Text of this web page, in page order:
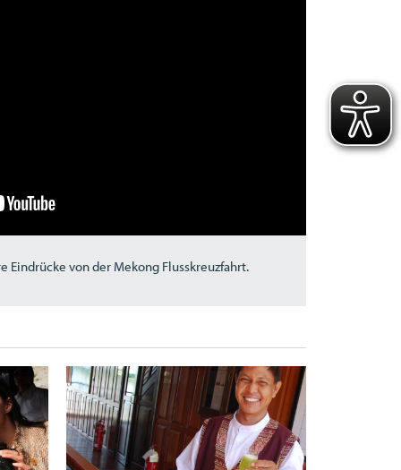
Eindrücke von der Mekong Flusskreuzfahrt.